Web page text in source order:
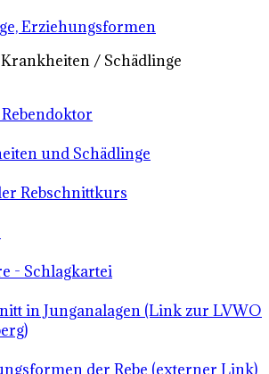
Erziehungsformen
/ Schädlinge
und Schädlinge
Rebschnittkurs
- Schlagkartei
in Junganalagen (Link zur LVWO
der Rebe (externer Link)